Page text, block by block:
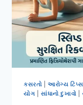
કસરતો |આરોગ્ય ટિપ્સ
યોગ
સાંધાનો દુખાવો